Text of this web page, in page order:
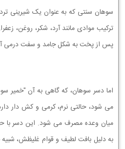
سوهان سنتی که به عنوان یک شیرینی
ترکیب موادی مانند آرد، شکر، روغن،
پس از پخت به شکل جامد و سفت درمی
اما دسر سوهان، که گاهی به آن "خمیر
می شود، حالتی نرم، کرمی و کش دار
میان وعده مصرف می شود. این دسر با
به دلیل بافت لطیف و قوام غلیظش،